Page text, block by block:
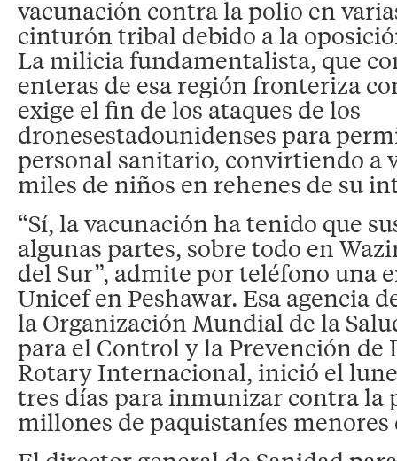
vacunación contra la polio en
cinturón tribal debido a la
La milicia fundamentalista, que
enteras de esa región fronteriza
exige el fin de los ataques de los
dronesestadounidenses para
personal sanitario, convirtiendo a
miles de niños en rehenes de su
“Sí, la vacunación ha tenido que
algunas partes, sobre todo en
del Sur”, admite por teléfono una
Unicef en Peshawar. Esa agencia
la Organización Mundial de la
para el Control y la Prevención de
Rotary Internacional, inició el
tres días para inmunizar contra la
millones de paquistaníes menores